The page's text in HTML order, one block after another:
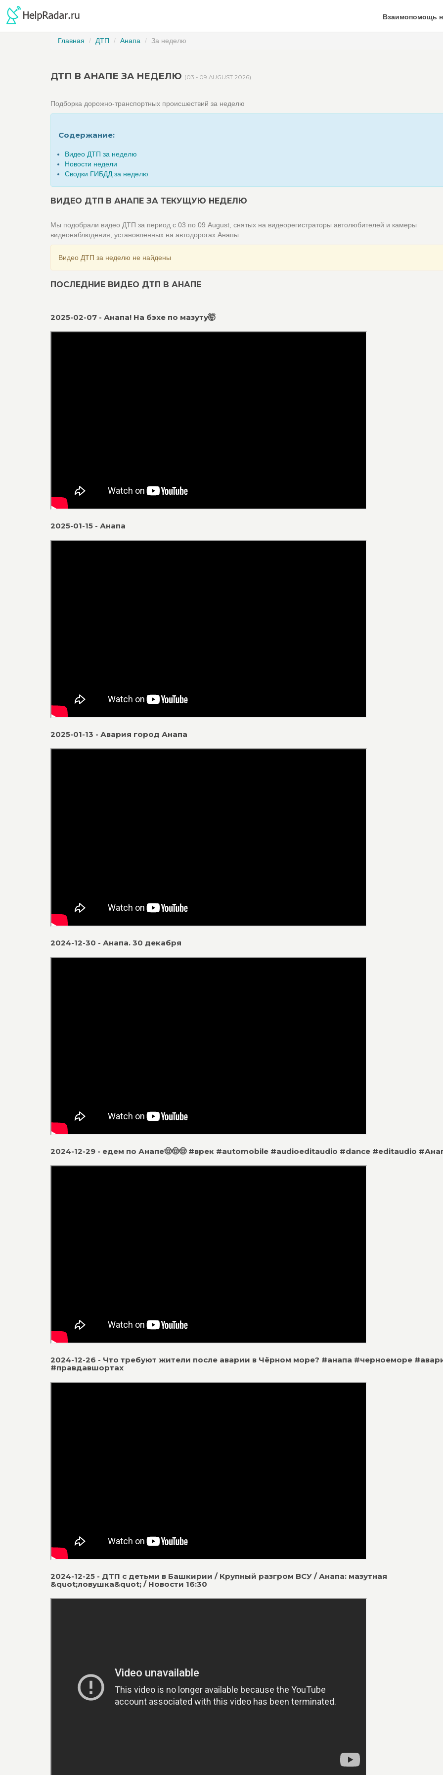
Взаимопомощь
Главная ДТП Анапа За неделю
ДТП В АНАПЕ ЗА НЕДЕЛЮ (03 - 09 AUGUST 2026)
Подборка дорожно-транспортных происшествий за неделю
Содержание:
Видео ДТП за неделю
Новости недели
Сводки ГИБДД за неделю
ВИДЕО ДТП В АНАПЕ ЗА ТЕКУЩУЮ НЕДЕЛЮ
Мы подобрали видео ДТП за период с 03 по 09 August, снятых на видеорегистраторы автолюбителей и камеры
видеонаблюдения, установленных на автодорогах Анапы
Видео ДТП за неделю не найдены
ПОСЛЕДНИЕ ВИДЕО ДТП В АНАПЕ
2025-02-07 - Анапа! На бэхе по мазуту🤯
2025-01-15 - Анапа
2025-01-13 - Авария город Анапа
2024-12-30 - Анапа. 30 декабря
2024-12-29 - едем по Анапе🤠🤠🤠 #врек #automobile #audioeditaudio #dance #editaudio
2024-12-26 - Что требуют жители после аварии в Чёрном море? #анапа #черноеморе
#правдавшортах
2024-12-25 - ДТП с детьми в Башкирии / Крупный разгром ВСУ / Анапа: мазутная
&quot;ловушка&quot; / Новости 16:30